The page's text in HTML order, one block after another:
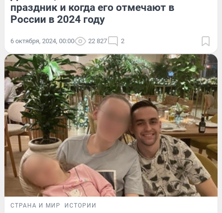
праздник и когда его отмечают в
России в 2024 году
6 октября, 2024, 00:00 22 827 2
СТРАНА И МИР ИСТОРИИ